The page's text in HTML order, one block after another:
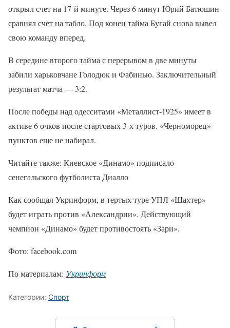
открыл счет на 17-й минуте. Через 6 минут Юрий Батюшин
сравнял счет на табло. Под конец тайма Бугай снова вывел
свою команду вперед.
В середине второго тайма с перерывом в две минуты
забили харьковчане Голодюк и Фабинью. Заключительный
результат матча — 3:2.
После победы над одесситами «Металлист-1925» имеет в
активе 6 очков после стартовых 3-х туров. «Черноморец»
пунктов еще не набирал.
Читайте также: Киевское «Динамо» подписало
сенегальского футболиста Диалло
Как сообщал Укринформ, в тертых туре УПЛ «Шахтер»
будет играть против «Александрии». Действующий
чемпион «Динамо» будет противостоять «Зари».
Фото: facebook.com
По материалам: Укринформ
Категории: Спорт